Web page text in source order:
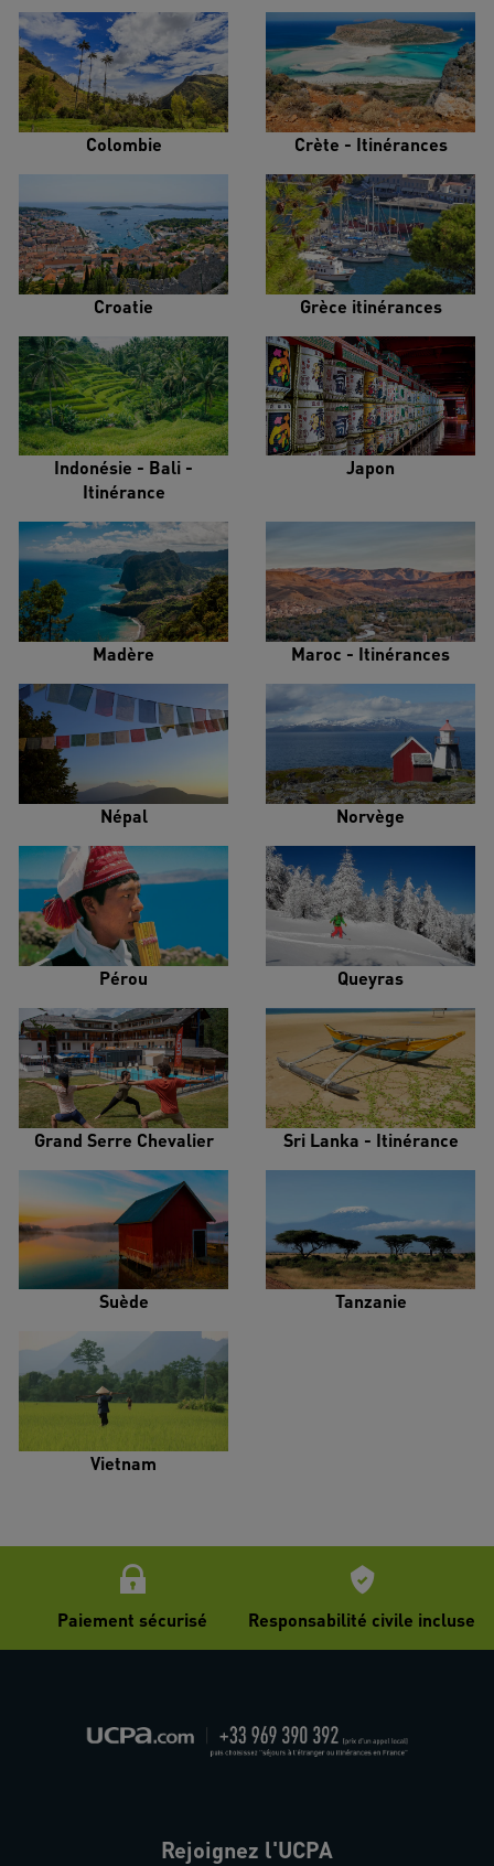
Colombie Crète - Itinérances
Croatie Grèce itinérances
Indonésie - Bali -
Itinérance
Japon
Madère Maroc - Itinérances
Népal Norvège
Pérou Queyras
Grand Serre Chevalier Sri Lanka - Itinérance
Suède Tanzanie
Vietnam
Paiement sécurisé Responsabilité civile incluse
Rejoignez l'UCPA